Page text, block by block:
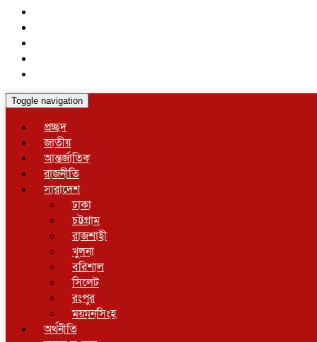
Toggle navigation
প্রচ্ছদ
জাতীয়
আন্তর্জাতিক
রাজনীতি
সারাদেশ
ঢাকা
চট্টগ্রাম
রাজশাহী
খুলনা
বরিশাল
সিলেট
রংপুর
ময়মনসিংহ
অর্থনীতি